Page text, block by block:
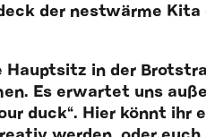
der nestwärme Kita
Hauptsitz in der
Es erwartet uns
duck“. Hier könnt ihr